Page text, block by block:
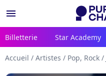
menu
Billetterie Star Academy
Accueil / Artistes / Pop, Rock /